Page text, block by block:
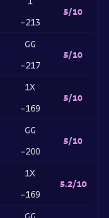
-213
5/10
GG
-217
5/10
1X
-169
5/10
GG
-200
5/10
1X
-169
5.2/10
GG